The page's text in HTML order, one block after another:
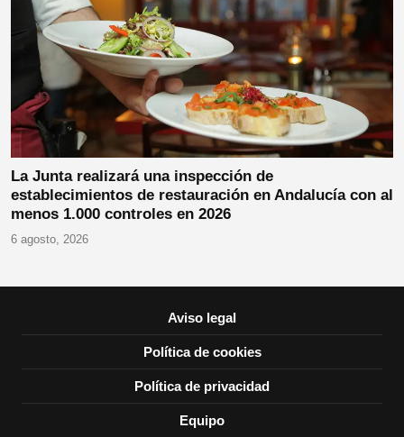
La Junta realizará una inspección de
establecimientos de restauración en Andalucía con al
menos 1.000 controles en 2026
6 agosto, 2026
Aviso legal
Política de cookies
Política de privacidad
Equipo